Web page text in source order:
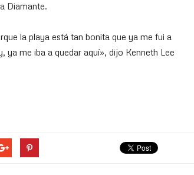
Diamante.
la playa está tan bonita que ya me fui a
me iba a quedar aquí», dijo Kenneth Lee